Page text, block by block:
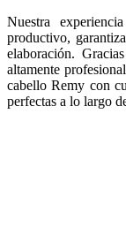
Nuestra
productivo,
elaboración.
altamente
cabello Remy con
perfectas a lo largo